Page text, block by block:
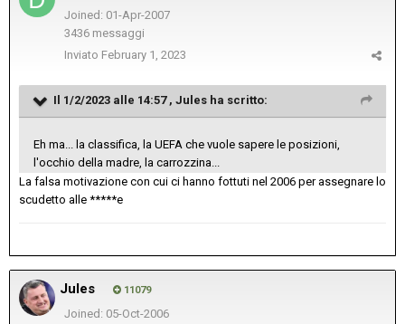
Joined: 01-Apr-2007
3436 messaggi
Inviato February 1, 2023
Il 1/2/2023 alle 14:57 , Jules ha scritto:
Eh ma... la classifica, la UEFA che vuole sapere le posizioni,
l'occhio della madre, la carrozzina...
La falsa motivazione con cui ci hanno fottuti nel 2006 per assegnare lo
scudetto alle *****e
Jules 11079
Joined: 05-Oct-2006